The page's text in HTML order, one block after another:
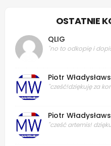
OSTATNIE
QLIG
"no to odkopię i
Piotr
"cześć!dziękuję za
Piotr
"cześć artemis!